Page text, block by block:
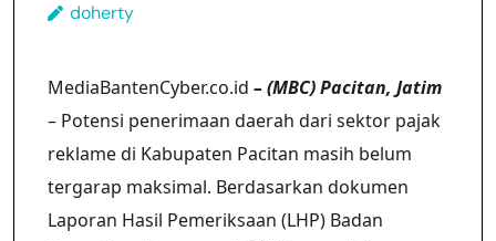
doherty
MediaBantenCyber.co.id – (MBC) Pacitan, Jatim
– Potensi penerimaan daerah dari sektor pajak
reklame di Kabupaten Pacitan masih belum
tergarap maksimal. Berdasarkan dokumen
Laporan Hasil Pemeriksaan (LHP) Badan